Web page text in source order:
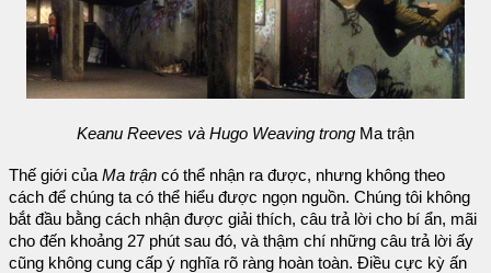
Keanu Reeves và Hugo Weaving trong Ma trận
Thế giới của Ma trận có thể nhận ra được, nhưng không theo
cách để chúng ta có thể hiểu được ngọn nguồn. Chúng tôi không
bắt đầu bằng cách nhận được giải thích, câu trả lời cho bí ẩn, mãi
cho đến khoảng 27 phút sau đó, và thậm chí những câu trả lời ấy
cũng không cung cấp ý nghĩa rõ ràng hoàn toàn. Điều cực kỳ ấn